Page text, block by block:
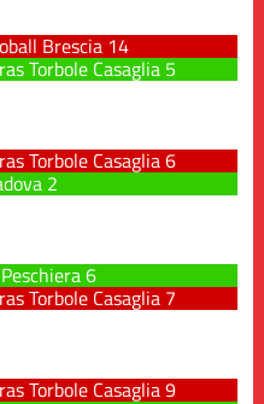
Brescia 14
Torbole Casaglia 5
Torbole Casaglia6
2
6
Torbole Casaglia 7
Torbole Casaglia9